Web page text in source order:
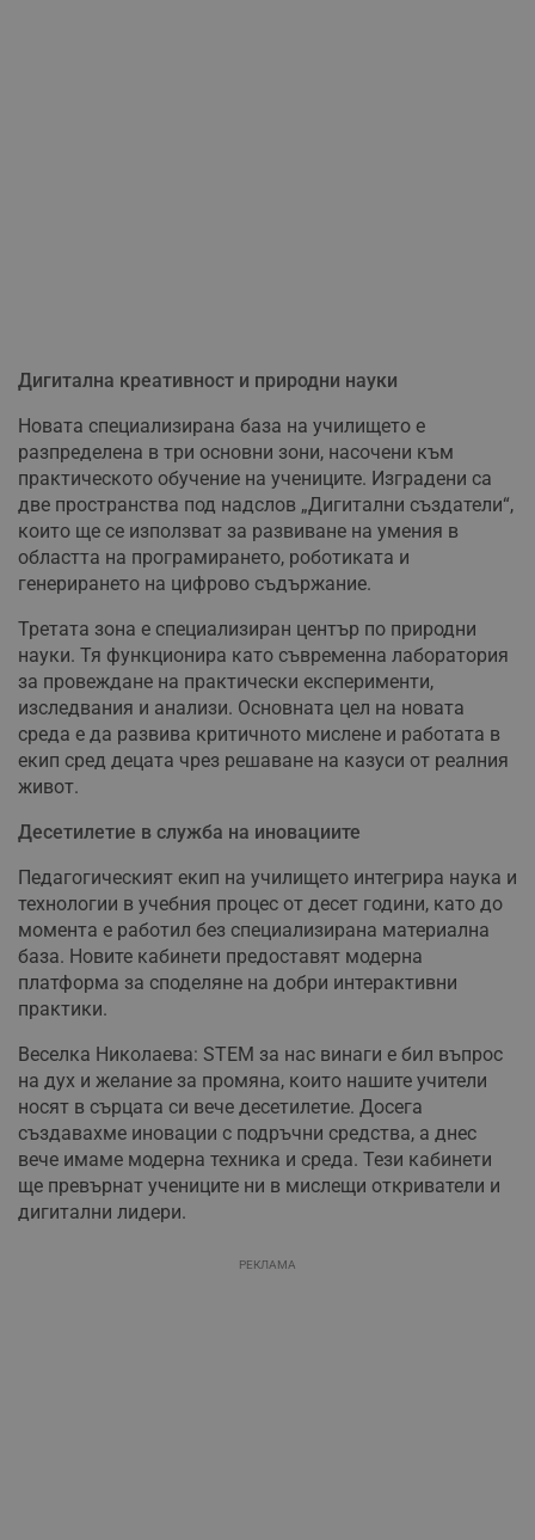
Дигитална креативност и природни науки
Новата специализирана база на училището е
разпределена в три основни зони, насочени към
практическото обучение на учениците. Изградени са
две пространства под надслов „Дигитални създатели“,
които ще се използват за развиване на умения в
областта на програмирането, роботиката и
генерирането на цифрово съдържание.
Третата зона е специализиран център по природни
науки. Тя функционира като съвременна лаборатория
за провеждане на практически експерименти,
изследвания и анализи. Основната цел на новата
среда е да развива критичното мислене и работата в
екип сред децата чрез решаване на казуси от реалния
живот.
Десетилетие в служба на иновациите
Педагогическият екип на училището интегрира наука и
технологии в учебния процес от десет години, като до
момента е работил без специализирана материална
база. Новите кабинети предоставят модерна
платформа за споделяне на добри интерактивни
практики.
Веселка Николаева: STEM за нас винаги е бил въпрос
на дух и желание за промяна, които нашите учители
носят в сърцата си вече десетилетие. Досега
създавахме иновации с подръчни средства, а днес
вече имаме модерна техника и среда. Тези кабинети
ще превърнат учениците ни в мислещи откриватели и
дигитални лидери.
РЕКЛАМА